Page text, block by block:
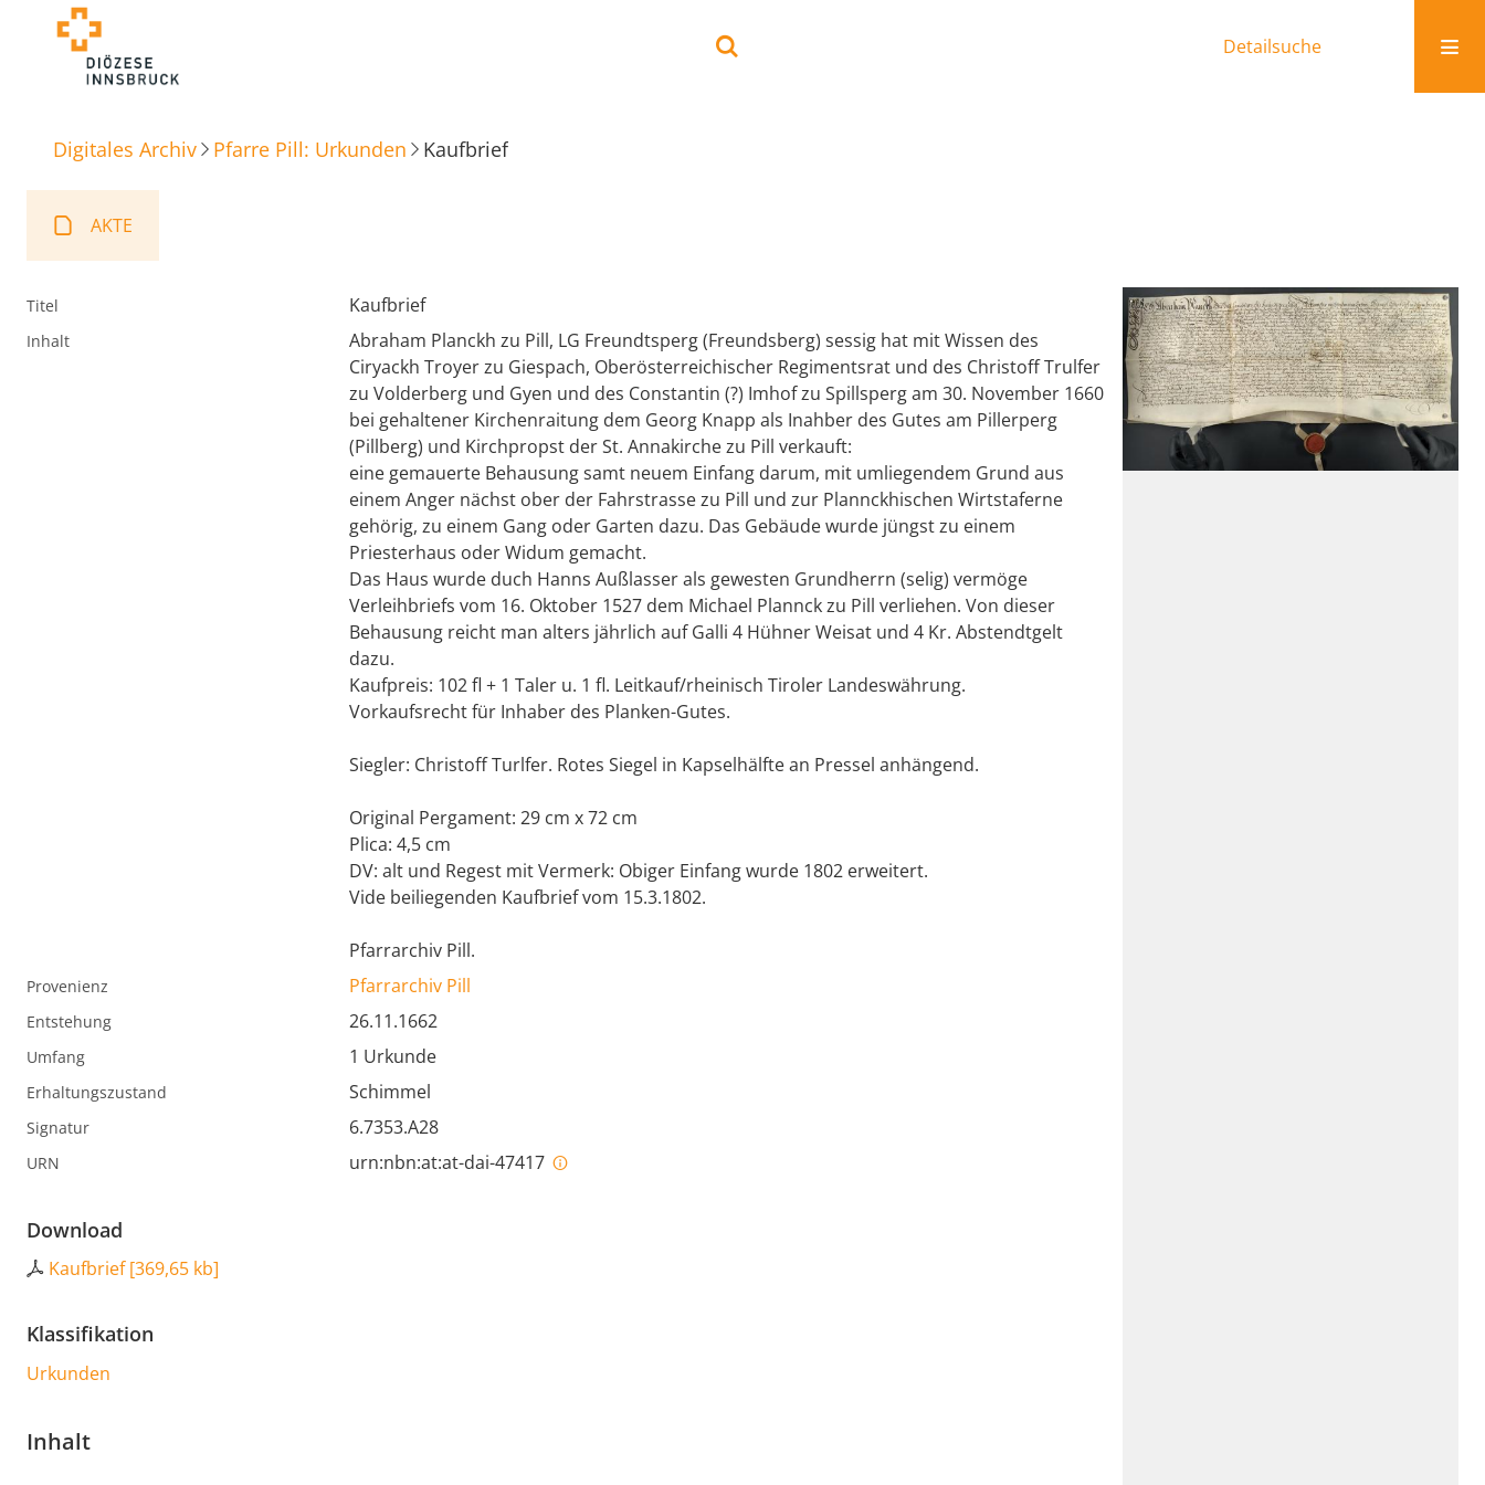
Detailsuche
Digitales Archiv Pfarre Pill: Urkunden Kaufbrief
AKTE
Titel Kaufbrief
Inhalt
Abraham Planckh zu Pill, LG Freundtsperg (Freundsberg) sessig hat mit Wissen des
Ciryackh Troyer zu Giespach, Oberösterreichischer Regimentsrat und des Christoff Trulfer
zu Volderberg und Gyen und des Constantin (?) Imhof zu Spillsperg am 30. November 1660
bei gehaltener Kirchenraitung dem Georg Knapp als Inahber des Gutes am Pillerperg
(Pillberg) und Kirchpropst der St. Annakirche zu Pill verkauft:
eine gemauerte Behausung samt neuem Einfang darum, mit umliegendem Grund aus
einem Anger nächst ober der Fahrstrasse zu Pill und zur Plannckhischen Wirtstaferne
gehörig, zu einem Gang oder Garten dazu. Das Gebäude wurde jüngst zu einem
Priesterhaus oder Widum gemacht.
Das Haus wurde duch Hanns Außlasser als gewesten Grundherrn (selig) vermöge
Verleihbriefs vom 16. Oktober 1527 dem Michael Plannck zu Pill verliehen. Von dieser
Behausung reicht man alters jährlich auf Galli 4 Hühner Weisat und 4 Kr. Abstendtgelt
dazu.
Kaufpreis: 102 fl + 1 Taler u. 1 fl. Leitkauf/rheinisch Tiroler Landeswährung.
Vorkaufsrecht für Inhaber des Planken-Gutes.
Siegler: Christoff Turlfer. Rotes Siegel in Kapselhälfte an Pressel anhängend.
Original Pergament: 29 cm x 72 cm
Plica: 4,5 cm
DV: alt und Regest mit Vermerk: Obiger Einfang wurde 1802 erweitert.
Vide beiliegenden Kaufbrief vom 15.3.1802.
Pfarrarchiv Pill.
Provenienz Pfarrarchiv Pill
Entstehung 26.11.1662
Umfang 1 Urkunde
Erhaltungszustand Schimmel
Signatur 6.7353.A28
URN urn:nbn:at:at-dai-47417
Download
Kaufbrief[369,65 kb]
Klassifikation
Urkunden
Inhalt